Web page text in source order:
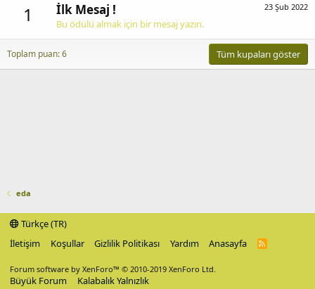
1 23 Şub 2022
İlk Mesaj !
Bu ödülü almak için bir mesaj yazın.
Toplam puan: 6 Tüm kupaları göster
eda
Türkçe (TR)
İletişim
Koşullar Gizlilik Politikası Yardım Anasayfa
R
Forum software by XenForo™ © 2010-2019 XenForo Ltd.
Büyük Forum Kalabalık Yalnızlık